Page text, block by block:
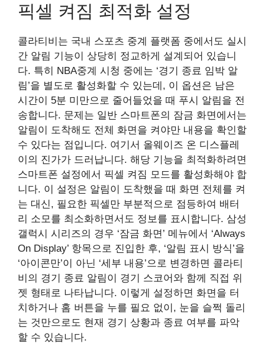
픽셀 켜짐 최적화 설정
콜라티비는 국내 스포츠 중계 플랫폼 중에서도 실시
간 알림 기능이 상당히 정교하게 설계되어 있습니
다. 특히 NBA중계 시청 중에는 ‘경기 종료 임박 알
림’을 별도로 활성화할 수 있는데, 이 옵션은 남은
시간이 5분 미만으로 줄어들었을 때 푸시 알림을 전
송합니다. 문제는 일반 스마트폰의 잠금 화면에서는
알림이 도착해도 전체 화면을 켜야만 내용을 확인할
수 있다는 점입니다. 여기서 올웨이즈 온 디스플레
이의 진가가 드러납니다. 해당 기능을 최적화하려면
스마트폰 설정에서 픽셀 켜짐 모드를 활성화해야 합
니다. 이 설정은 알림이 도착했을 때 화면 전체를 켜
는 대신, 필요한 픽셀만 부분적으로 점등하여 배터
리 소모를 최소화하면서도 정보를 표시합니다. 삼성
갤럭시 시리즈의 경우 ‘잠금 화면’ 메뉴에서 ‘Always
On Display’ 항목으로 진입한 후, ‘알림 표시 방식’을
‘아이콘만’이 아닌 ‘세부 내용’으로 변경하면 콜라티
비의 경기 종료 알림이 경기 스코어와 함께 직접 위
젯 형태로 나타납니다. 이렇게 설정하면 화면을 터
치하거나 홈 버튼을 누를 필요 없이, 눈을 슬쩍 돌리
는 것만으로도 현재 경기 상황과 종료 여부를 파악
할 수 있습니다.